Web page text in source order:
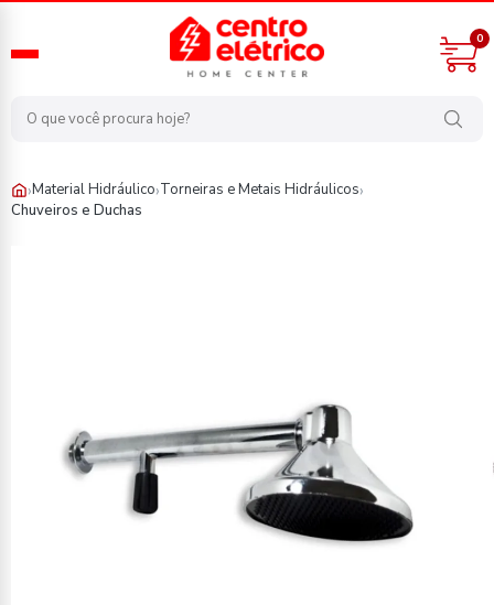
0
›Material Hidráulico›Torneiras e Metais Hidráulicos›
Chuveiros e Duchas